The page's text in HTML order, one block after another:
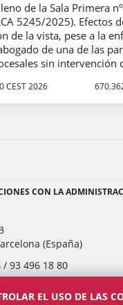
de la Sala Primera
5245/2025). Efectos
de la vista, pese a la
de una de las
sin intervención
CEST 2026
CON LA
(España)
/ 93 496 18 80
EL USO DE LAS